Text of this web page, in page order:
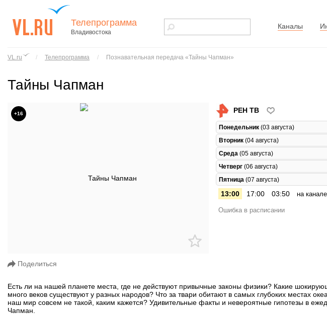
города
Владивостока
Телепрограмма
Владивостока
Каналы
VL.ru / Телепрограмма / Познавательная передача «Тайны Чапман»
Тайны Чапман
+16
Поделиться
РЕН ТВ
Понедельник (03 августа)
Вторник (04 августа)
Среда (05 августа)
Четверг (06 августа)
Пятница (07 августа)
13:00 17:00 03:50 на
Ошибка в расписании
Есть ли на нашей планете места, где не действуют привычные законы физики? Какие
много веков существуют у разных народов? Что за твари обитают в самых глубоких местах
наш мир совсем не такой, каким кажется? Удивительные факты и невероятные гипотезы в
Чапман.